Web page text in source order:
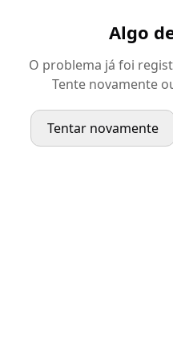
Algo
O problema já foi
Tente novamente
Tentar novamente